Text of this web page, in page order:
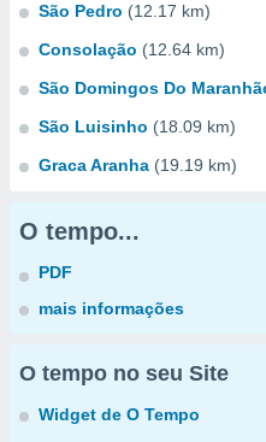
São Pedro (12.17 km)
Consolação (12.64 km)
São Domingos Do
São Luisinho (18.09 km)
Graca Aranha (19.19 km)
O tempo...
PDF
mais informações
O tempo no seu Site
Widget de O Tempo